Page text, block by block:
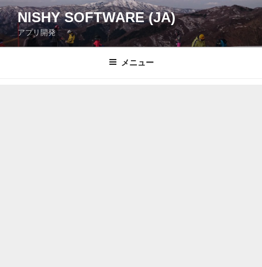
コ
ン
テ
ン
NISHY SOFTWARE (JA)
アプリ開発
メニュー